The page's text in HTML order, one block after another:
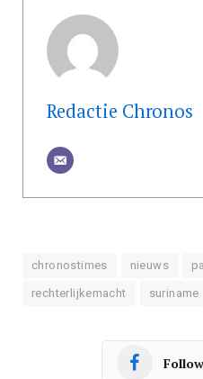
Redactie Chronos
chronostimes nieuws
rechterlijkemacht suriname